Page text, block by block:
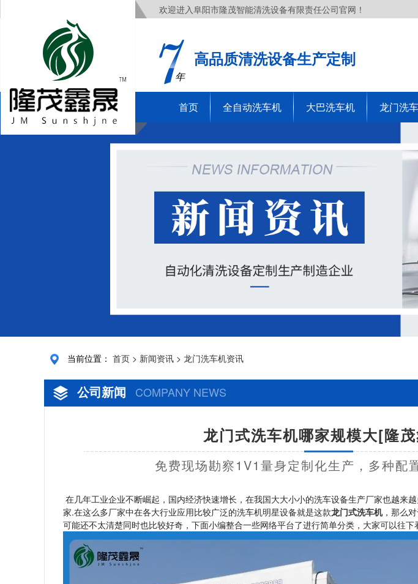
欢迎进入阜阳市隆茂智能清洗设备有限责任公司官网！
年
高品质清洗设备生产定制
首页 全自动洗车机 大巴洗车机 龙门洗
当前位置： 首页 > 新闻资讯 > 龙门洗车机资讯
公司新闻 COMPANY NEWS
龙门式洗车机哪家规模大[隆
免费现场勘察1V1量身定制化生产，多种配
在几年工业企业不断崛起，国内经济快速增长，在我国大大小小的洗车设备生产厂家也越来
家.在这么多厂家中在各大行业应用比较广泛的洗车机明星设备就是这款龙门式洗车机，那么
可能还不太清楚同时也比较好奇，下面小编整合一些网络平台了进行简单分类，大家可以往下